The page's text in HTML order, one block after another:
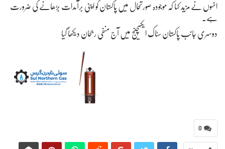
انہوں نے مزید کہا کہ موجودہ صورتحال میں پاکستان کو اپنی برآمدات بڑھانے کی ضرورت
ہے۔
دوسری جانب پاکستان سٹاک ایکسچینج میں آج منفی رجحان دیکھا گیا
0